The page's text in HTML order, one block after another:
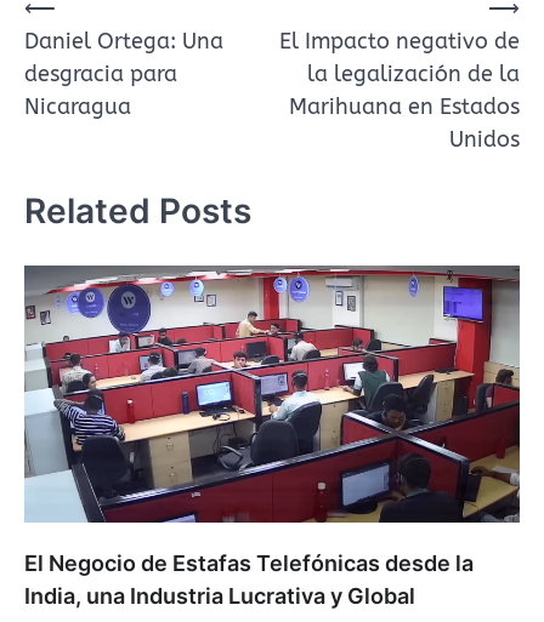
Navegación
de
entradas
⟵
Daniel Ortega: Una
desgracia para
Nicaragua
El Impacto negativo de
la legalización de la
Marihuana en Estados
Unidos
⟶
Related Posts
El Negocio de Estafas Telefónicas desde la
India, una Industria Lucrativa y Global